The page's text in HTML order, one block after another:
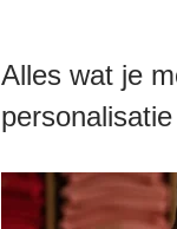
Alles wat je